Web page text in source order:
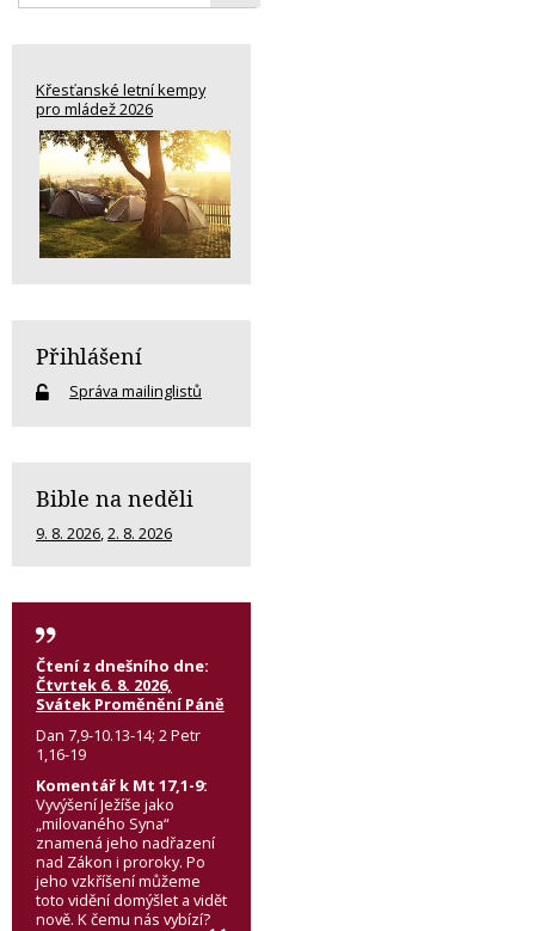
Křesťanské letní kempy
pro mládež 2026
Přihlášení
Správa mailinglistů
Bible na neděli
9. 8. 2026,2. 8. 2026
Čtení z dnešního dne:
Čtvrtek 6. 8. 2026,
Svátek Proměnění Páně
Dan 7,9-10.13-14; 2 Petr
1,16-19
Komentář k Mt 17,1-9:
Vyvýšení Ježíše jako
„milovaného Syna“
znamená jeho nadřazení
nad Zákon i proroky. Po
jeho vzkříšení můžeme
toto vidění domýšlet a vidět
nově. K čemu nás vybízí?